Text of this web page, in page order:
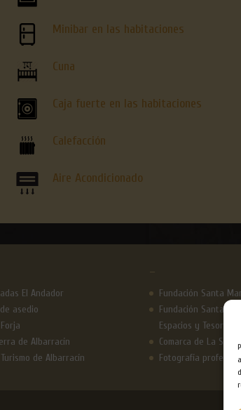
Minibar en las habitaciones
Cuna
Caja fuerte en las habitaciones
Calefacción
Aire Acondicionado
El Andador
asedio
de Albarracín
de Albarracín
–
Fundación Santa
Fundación Santa
Espacios y Tesoros
Comarca de La
Fotografía